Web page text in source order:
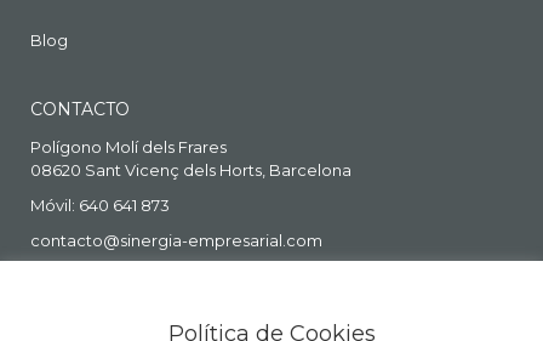
Blog
CONTACTO
Polígono Molí dels Frares
08620 Sant Vicenç dels Horts, Barcelona
Móvil: 640 641 873
contacto@sinergia-empresarial.com
Política de Cookies